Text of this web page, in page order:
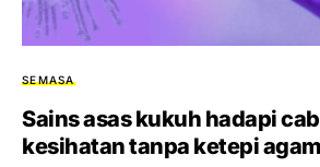
SEMASA
Sains asas kukuh hadapi
kesihatan tanpa ketepi